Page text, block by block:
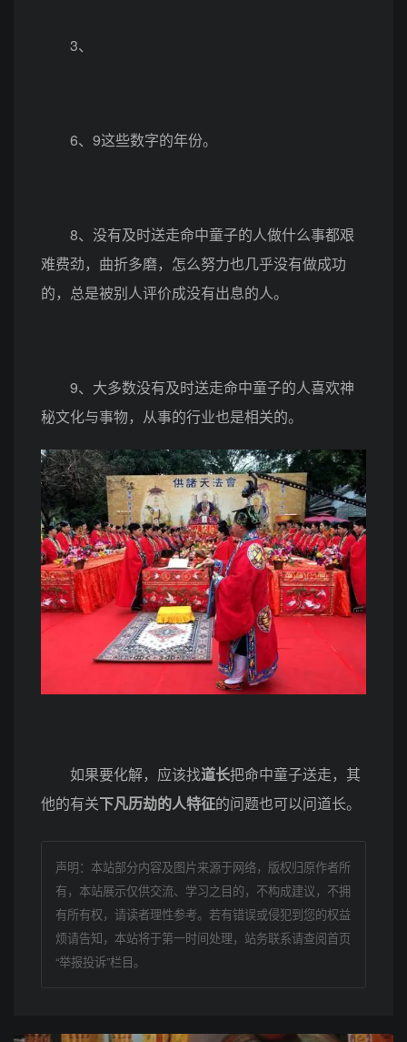
3、
6、9这些数字的年份。
8、没有及时送走命中童子的人做什么事都艰
难费劲，曲折多磨，怎么努力也几乎没有做成功
的，总是被别人评价成没有出息的人。
9、大多数没有及时送走命中童子的人喜欢神
秘文化与事物，从事的行业也是相关的。
如果要化解，应该找道长把命中童子送走，其
他的有关下凡历劫的人特征的问题也可以问道长。
声明：本站部分内容及图片来源于网络，版权归原作者所
有，本站展示仅供交流、学习之目的，不构成建议，不拥
有所有权，请读者理性参考。若有错误或侵犯到您的权益
烦请告知，本站将于第一时间处理，站务联系请查阅首页
“举报投诉”栏目。